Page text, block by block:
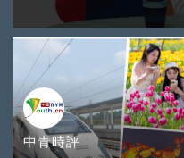
中青時評